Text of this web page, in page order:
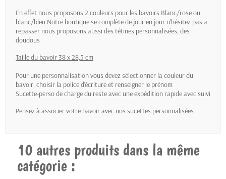
En effet nous proposons 2 couleurs pour les bavoirs Blanc/rose ou
blanc/bleu Notre boutique se complète de jour en jour n'hésitez pas a
repasser nous proposons aussi des tétines personnalisées, des
doudous
Taille du bavoir 38 x 28,5 cm
Pour une personnalisation vous devez sélectionner la couleur du
bavoir, choisir la police d'écriture et renseigner le prénom
Sucette-perso de charge du reste avec une expédition rapide avec suivi
Pensez à associer votre bavoir avec nos sucettes personnalisées
10 autres produits dans la même
catégorie :